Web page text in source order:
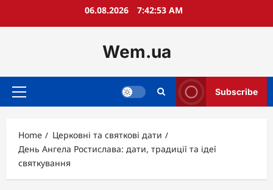
06.08.2026 7:42:54 AM
Wem.ua
Primary
Subscribe
Home
Церковні та святкові дати
День Ангела Ростислава: дати, традиції та ідеї
святкування